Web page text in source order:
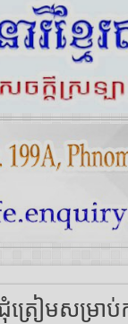
ត្រៀមសម្រាប់